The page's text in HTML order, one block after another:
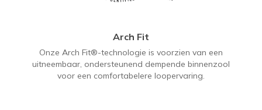
Arch Fit
Onze Arch Fit®-technologie is voorzien van een
uitneembaar, ondersteunend dempende binnenzool
voor een comfortabelere loopervaring.